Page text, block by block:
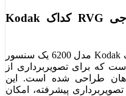
معرفی سنسور ار وی جی RVG کداک Kodak
سنسور ار وی جی RVG کداک Kodak مدل 6200 یک سنسور
که برای تصویربرداری از
طراحی شده است. این
پیشرفته، امکان